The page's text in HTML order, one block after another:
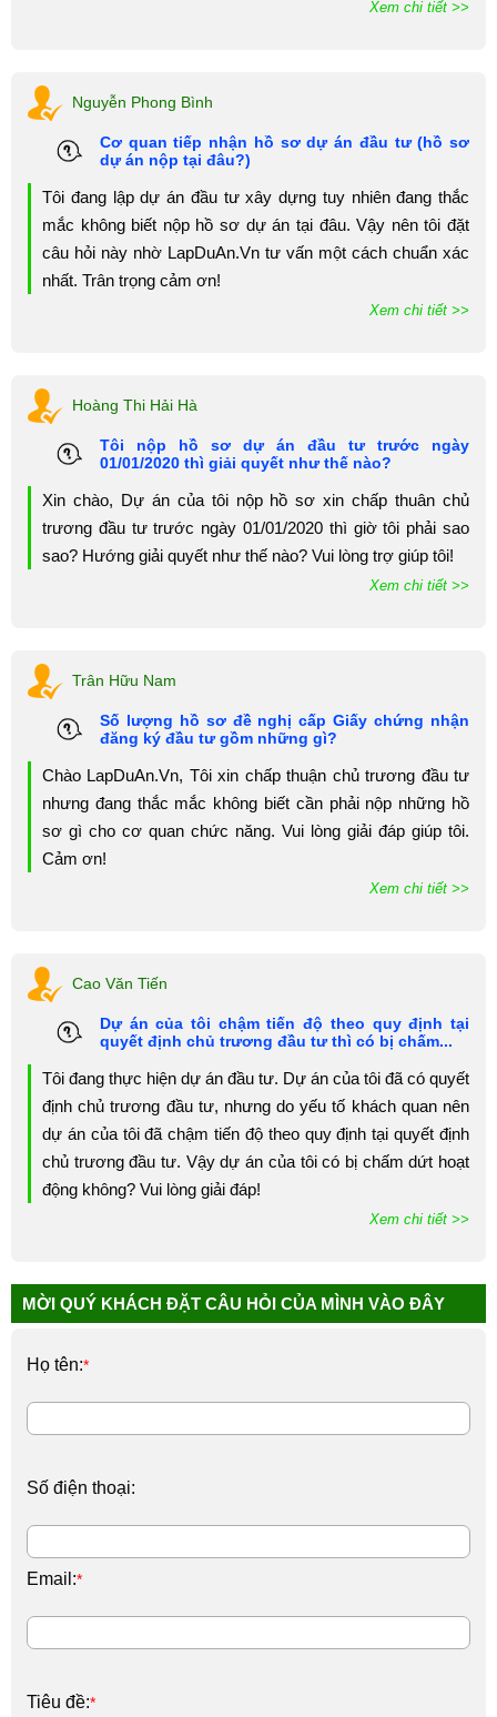
Xem chi tiết >>
Nguyễn Phong Bình
Cơ quan tiếp nhận hồ sơ dự án đầu tư (hồ sơ
dự án nộp tại đâu?)
Tôi đang lập dự án đầu tư xây dựng tuy nhiên đang thắc
mắc không biết nộp hồ sơ dự án tại đâu. Vậy nên tôi đặt
câu hỏi này nhờ LapDuAn.Vn tư vấn một cách chuẩn xác
nhất. Trân trọng cảm ơn!
Xem chi tiết >>
Hoàng Thi Hải Hà
Tôi nộp hồ sơ dự án đầu tư trước ngày
01/01/2020 thì giải quyết như thế nào?
Xin chào, Dự án của tôi nộp hồ sơ xin chấp thuân chủ
trương đầu tư trước ngày 01/01/2020 thì giờ tôi phải sao
sao? Hướng giải quyết như thế nào? Vui lòng trợ giúp tôi!
Xem chi tiết >>
Trân Hữu Nam
Số lượng hồ sơ đề nghị cấp Giấy chứng nhận
đăng ký đầu tư gồm những gì?
Chào LapDuAn.Vn, Tôi xin chấp thuận chủ trương đầu tư
nhưng đang thắc mắc không biết cần phải nộp những hồ
sơ gì cho cơ quan chức năng. Vui lòng giải đáp giúp tôi.
Cảm ơn!
Xem chi tiết >>
Cao Văn Tiến
Dự án của tôi chậm tiến độ theo quy định tại
quyết định chủ trương đầu tư thì có bị chấm...
Tôi đang thực hiện dự án đầu tư. Dự án của tôi đã có quyết
định chủ trương đầu tư, nhưng do yếu tố khách quan nên
dự án của tôi đã chậm tiến độ theo quy định tại quyết định
chủ trương đầu tư. Vậy dự án của tôi có bị chấm dứt hoạt
động không? Vui lòng giải đáp!
Xem chi tiết >>
MỜI QUÝ KHÁCH ĐẶT CÂU HỎI CỦA MÌNH VÀO ĐÂY
Họ tên:*
Số điện thoại:
Email:*
Tiêu đề:*